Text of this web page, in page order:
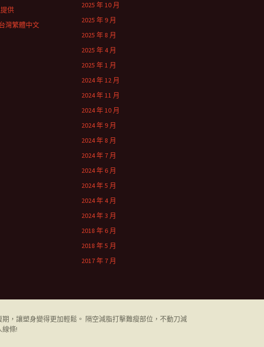
2025 年 10 月
2025 年 9 月
2025 年 8 月
2025 年 4 月
2025 年 1 月
2024 年 12 月
2024 年 11 月
2024 年 10 月
2024 年 9 月
2024 年 8 月
2024 年 7 月
2024 年 6 月
2024 年 5 月
2024 年 4 月
2024 年 3 月
2018 年 6 月
2018 年 5 月
2017 年 7 月
供
灣繁體中文
，讓塑身變得更加輕鬆。 隔空減脂打擊難瘦部位，不動刀減
線條!